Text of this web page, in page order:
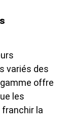
variés des
offre
les
la